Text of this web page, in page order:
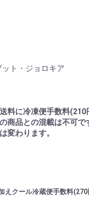
ト・ジョロキア
料に冷凍便手数料(210
商品との混載は不可
変わります。
えクール冷蔵便手数料